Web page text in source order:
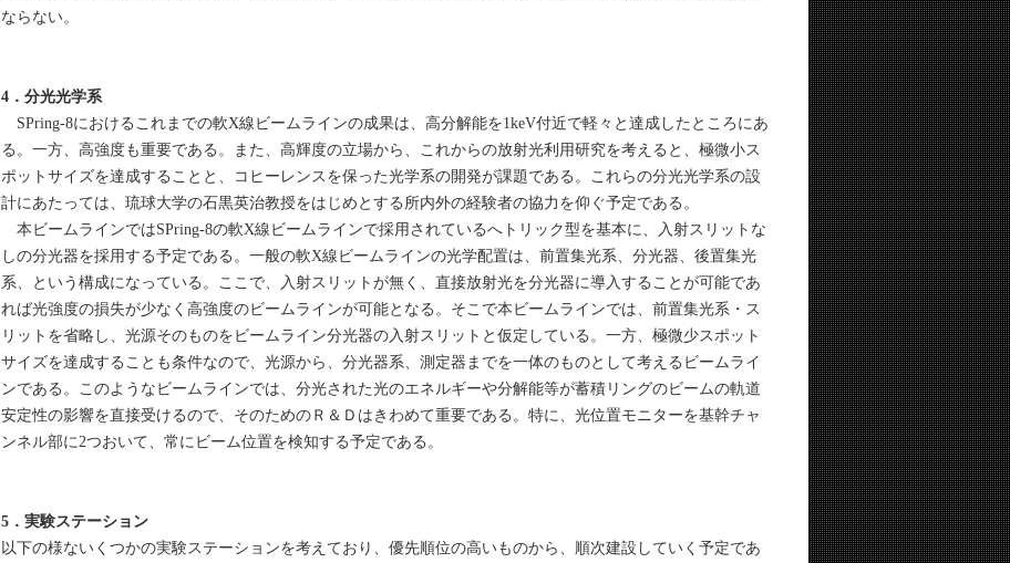
ならない。
4．分光光学系
SPring-8におけるこれまでの軟X線ビームラインの成果は、高分解能を1keV付近で軽々と達成したところにあ
る。一方、高強度も重要である。また、高輝度の立場から、これからの放射光利用研究を考えると、極微小ス
ポットサイズを達成することと、コヒーレンスを保った光学系の開発が課題である。これらの分光光学系の設
計にあたっては、琉球大学の石黒英治教授をはじめとする所内外の経験者の協力を仰ぐ予定である。
本ビームラインではSPring-8の軟X線ビームラインで採用されているへトリック型を基本に、入射スリットな
しの分光器を採用する予定である。一般の軟X線ビームラインの光学配置は、前置集光系、分光器、後置集光
系、という構成になっている。ここで、入射スリットが無く、直接放射光を分光器に導入することが可能であ
れば光強度の損失が少なく高強度のビームラインが可能となる。そこで本ビームラインでは、前置集光系・ス
リットを省略し、光源そのものをビームライン分光器の入射スリットと仮定している。一方、極微少スポット
サイズを達成することも条件なので、光源から、分光器系、測定器までを一体のものとして考えるビームライ
ンである。このようなビームラインでは、分光された光のエネルギーや分解能等が蓄積リングのビームの軌道
安定性の影響を直接受けるので、そのためのＲ＆Ｄはきわめて重要である。特に、光位置モニターを基幹チャ
ンネル部に2つおいて、常にビーム位置を検知する予定である。
5．実験ステーション
以下の様ないくつかの実験ステーションを考えており、優先順位の高いものから、順次建設していく予定であ